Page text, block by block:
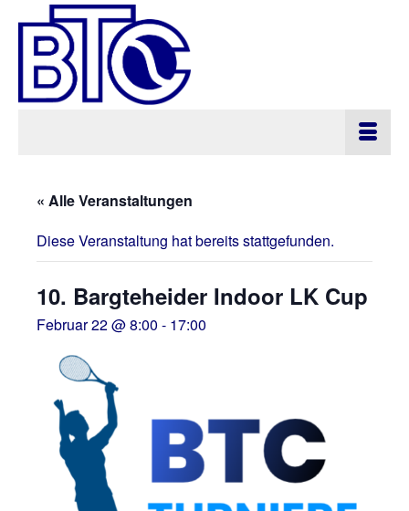
« Alle Veranstaltungen
Diese Veranstaltung hat bereits stattgefunden.
10. Bargteheider Indoor LK Cup
Februar 22 @ 8:00 - 17:00